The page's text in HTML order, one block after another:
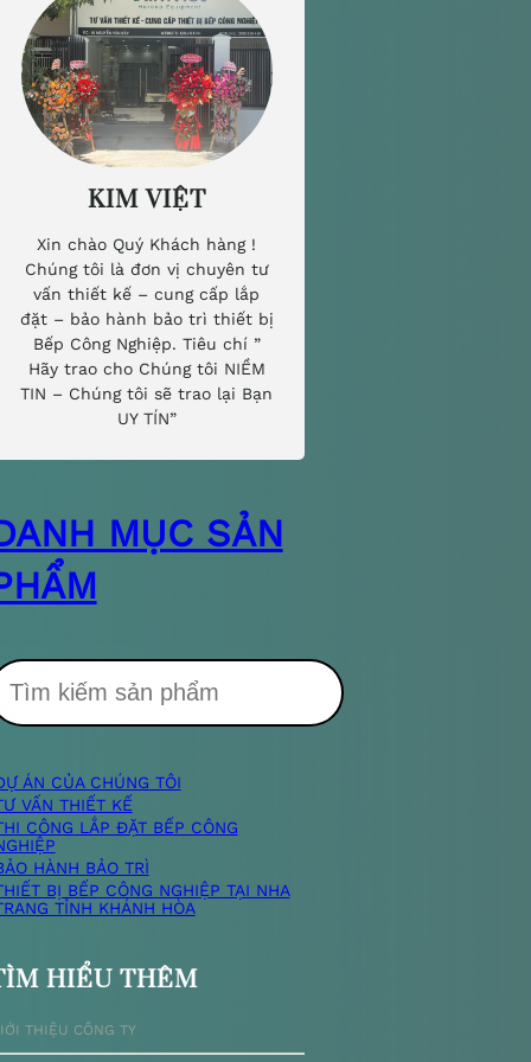
KIM VIỆT
Xin chào Quý Khách hàng !
Chúng tôi là đơn vị chuyên tư
vấn thiết kế – cung cấp lắp
đặt – bảo hành bảo trì thiết bị
Bếp Công Nghiệp. Tiêu chí ”
Hãy trao cho Chúng tôi NIỀM
TIN – Chúng tôi sẽ trao lại Bạn
UY TÍN”
MỤC SẢN
ế
ÁN CỦA CHÚNG TÔI
VẤN THIẾT KẾ
CÔNG LẮP ĐẶT BẾP CÔNG
HÀNH BẢO TRÌ
BỊ BẾP CÔNG NGHIỆP TẠI NHA
TỈNH KHÁNH HÒA
HIỂU THÊM
THIỆU CÔNG TY